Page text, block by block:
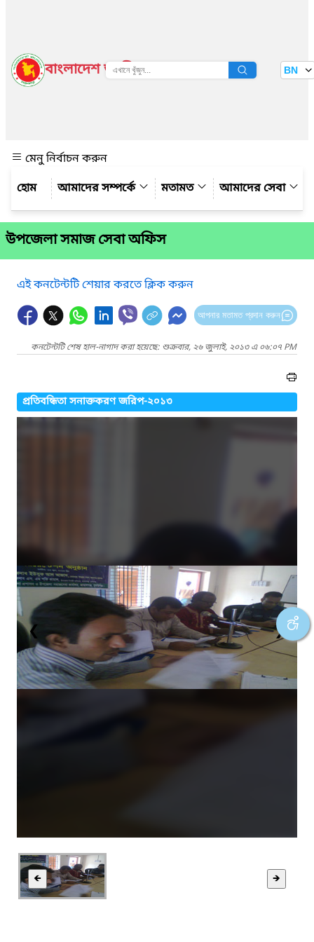
বাংলাদেশ জাতীয় তথ্য বাতায়ন BN
মেনু নির্বাচন করুন
আমাদের সম্পর্কে
মতামত আমাদের সেবা
উপজেলা সমাজ সেবা অফিস
এই কনটেন্টটি শেয়ার করতে ক্লিক করুন
আপনার মতামত প্রদান করুন
কনটেন্টটি শেষ হাল-নাগাদ করা হয়েছে: শুক্রবার, ২৬ জুলাই, ২০১৩ এ ০৬:০৭ PM
প্রতিবন্ধিতা সনাক্তকরণ জরিপ-২০১৩
❮ ❯
🡸 🡺